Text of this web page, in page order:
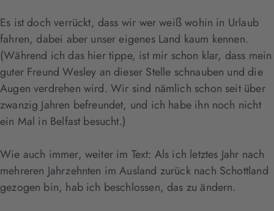
Es ist doch verrückt, dass wir wer weiß wohin in Urlaub
fahren, dabei aber unser eigenes Land kaum kennen.
(Während ich das hier tippe, ist mir schon klar, dass mein
guter Freund Wesley an dieser Stelle schnauben und die
Augen verdrehen wird. Wir sind nämlich schon seit über
zwanzig Jahren befreundet, und ich habe ihn noch nicht
ein Mal in Belfast besucht.)
Wie auch immer, weiter im Text: Als ich letztes Jahr nach
mehreren Jahrzehnten im Ausland zurück nach Schottland
gezogen bin, hab ich beschlossen, das zu ändern.